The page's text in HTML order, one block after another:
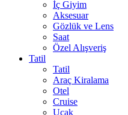
İç Giyim
Aksesuar
Gözlük ve Lens
Saat
Özel Alışveriş
Tatil
Tatil
Araç Kiralama
Otel
Cruise
Uçak